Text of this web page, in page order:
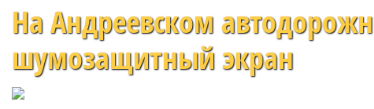
На Андреевском
шумозащитный экран